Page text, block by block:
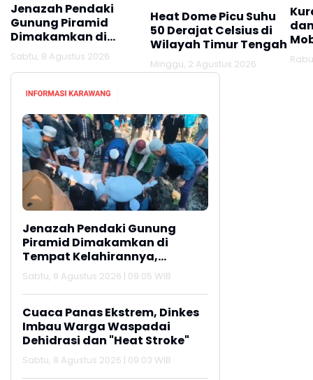
Jenazah Pendaki
Gunung Piramid
Dimakamkan di
Tempat Kelahirannya,
Lamongan
Sabtu, 8 Agustus 2026
Heat Dome Picu Suhu
50 Derajat Celsius di
Wilayah Timur Tengah
Minggu, 2 Agustus 2026
Jenazah Pendaki Gunung
Piramid Dimakamkan di
Tempat Kelahirannya,
Lamongan
Sabtu, 8 Agustus 2026 | 09:05 WIB
Cuaca Panas Ekstrem, Dinkes
Imbau Warga Waspadai
Dehidrasi dan "Heat Stroke"
Sabtu, 8 Agustus 2026 | 09:03 WIB